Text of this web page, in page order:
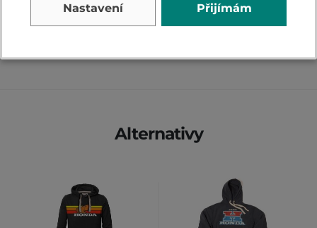
PŘIDAT VLASTNÍ HODNOCENÍ
Alternativy
Nastavení Přijímám